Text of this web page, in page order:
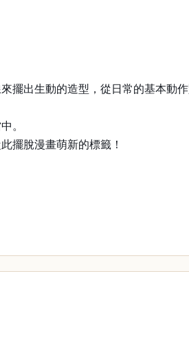
擺出生動的造型，從日常的基本動
。
擺脫漫畫萌新的標籤！